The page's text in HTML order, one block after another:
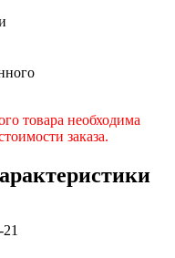
товара необходима
заказа.